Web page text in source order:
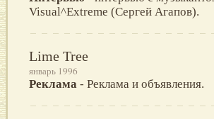
Visual^Extreme (Сергей Агапов).
Lime Tree
январь 1996
Реклама - Реклама и объявления.